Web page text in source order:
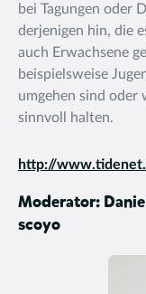
bei Tagungen oder
derjenigen hin, die
auch Erwachsene
beispielsweise
umgehen sind oder
sinnvoll halten.
http://
Moderator:
scoyo